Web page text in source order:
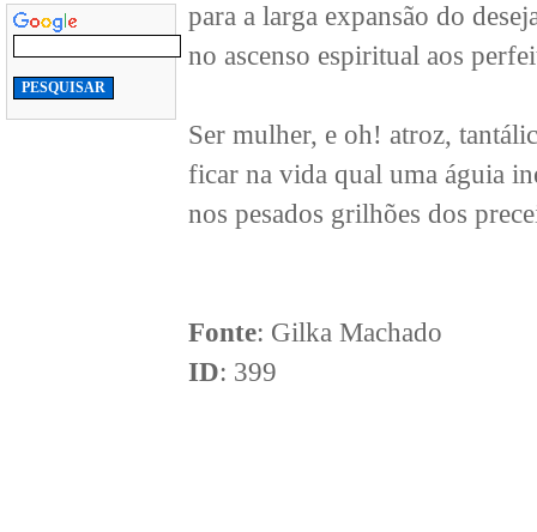
para a larga expansão do
no ascenso espiritual aos
Ser mulher, e oh! atroz,
ficar na vida qual uma águia
nos pesados grilhões dos
Fonte: Gilka Machado
ID: 399